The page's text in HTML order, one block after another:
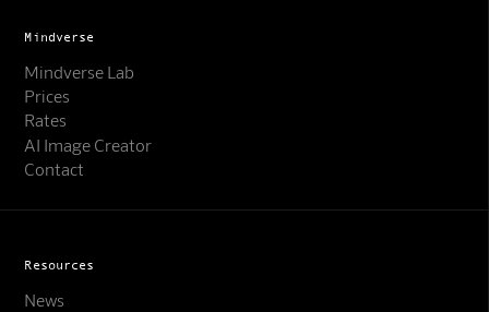
Mindverse
Mindverse Lab
Prices
Rates
AI Image Creator
Contact
Resources
News